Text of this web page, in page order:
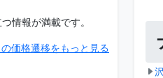
情報が満載です。
価格遷移をもっと見る